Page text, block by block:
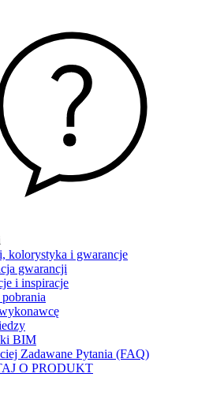
kolorystyka i gwarancje
gwarancji
i inspiracje
BIM
Zadawane Pytania (FAQ)
O PRODUKT